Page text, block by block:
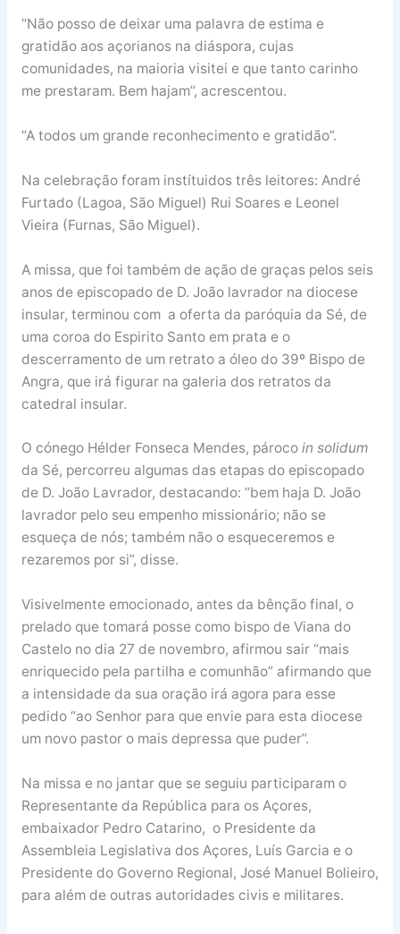
“Não posso de deixar uma palavra de estima e
gratidão aos açorianos na diáspora, cujas
comunidades, na maioria visitei e que tanto carinho
me prestaram. Bem hajam”, acrescentou.
“A todos um grande reconhecimento e gratidão”.
Na celebração foram instítuidos três leitores: André
Furtado (Lagoa, São Miguel) Rui Soares e Leonel
Vieira (Furnas, São Miguel).
A missa, que foi também de ação de graças pelos seis
anos de episcopado de D. João lavrador na diocese
insular, terminou com a oferta da paróquia da Sé, de
uma coroa do Espirito Santo em prata e o
descerramento de um retrato a óleo do 39º Bispo de
Angra, que irá figurar na galeria dos retratos da
catedral insular.
O cónego Hélder Fonseca Mendes, pároco in solidum
da Sé, percorreu algumas das etapas do episcopado
de D. João Lavrador, destacando: “bem haja D. João
lavrador pelo seu empenho missionário; não se
esqueça de nós; também não o esqueceremos e
rezaremos por si”, disse.
Visivelmente emocionado, antes da bênção final, o
prelado que tomará posse como bispo de Viana do
Castelo no dia 27 de novembro, afirmou sair “mais
enriquecido pela partilha e comunhão” afirmando que
a intensidade da sua oração irá agora para esse
pedido “ao Senhor para que envie para esta diocese
um novo pastor o mais depressa que puder”.
Na missa e no jantar que se seguiu participaram o
Representante da República para os Açores,
embaixador Pedro Catarino, o Presidente da
Assembleia Legislativa dos Açores, Luís Garcia e o
Presidente do Governo Regional, José Manuel Bolieiro,
para além de outras autoridades civis e militares.